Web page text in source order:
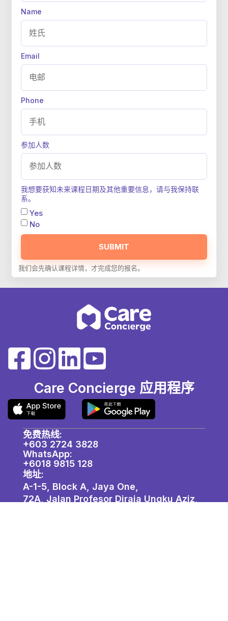
Name
Email
Phone
参加人数
我想要获知未来课程日期及其他重要信息，请与我保持联
系。
Yes
No
SUBMIT
Care Concierge 应用程序
免费热线:
+603 2724 3828
WhatsApp:
+6018 9815 128
地址:
A-1-5, Block A, Jaya One,
72A, Jalan Profesor Diraja Ungku Aziz,